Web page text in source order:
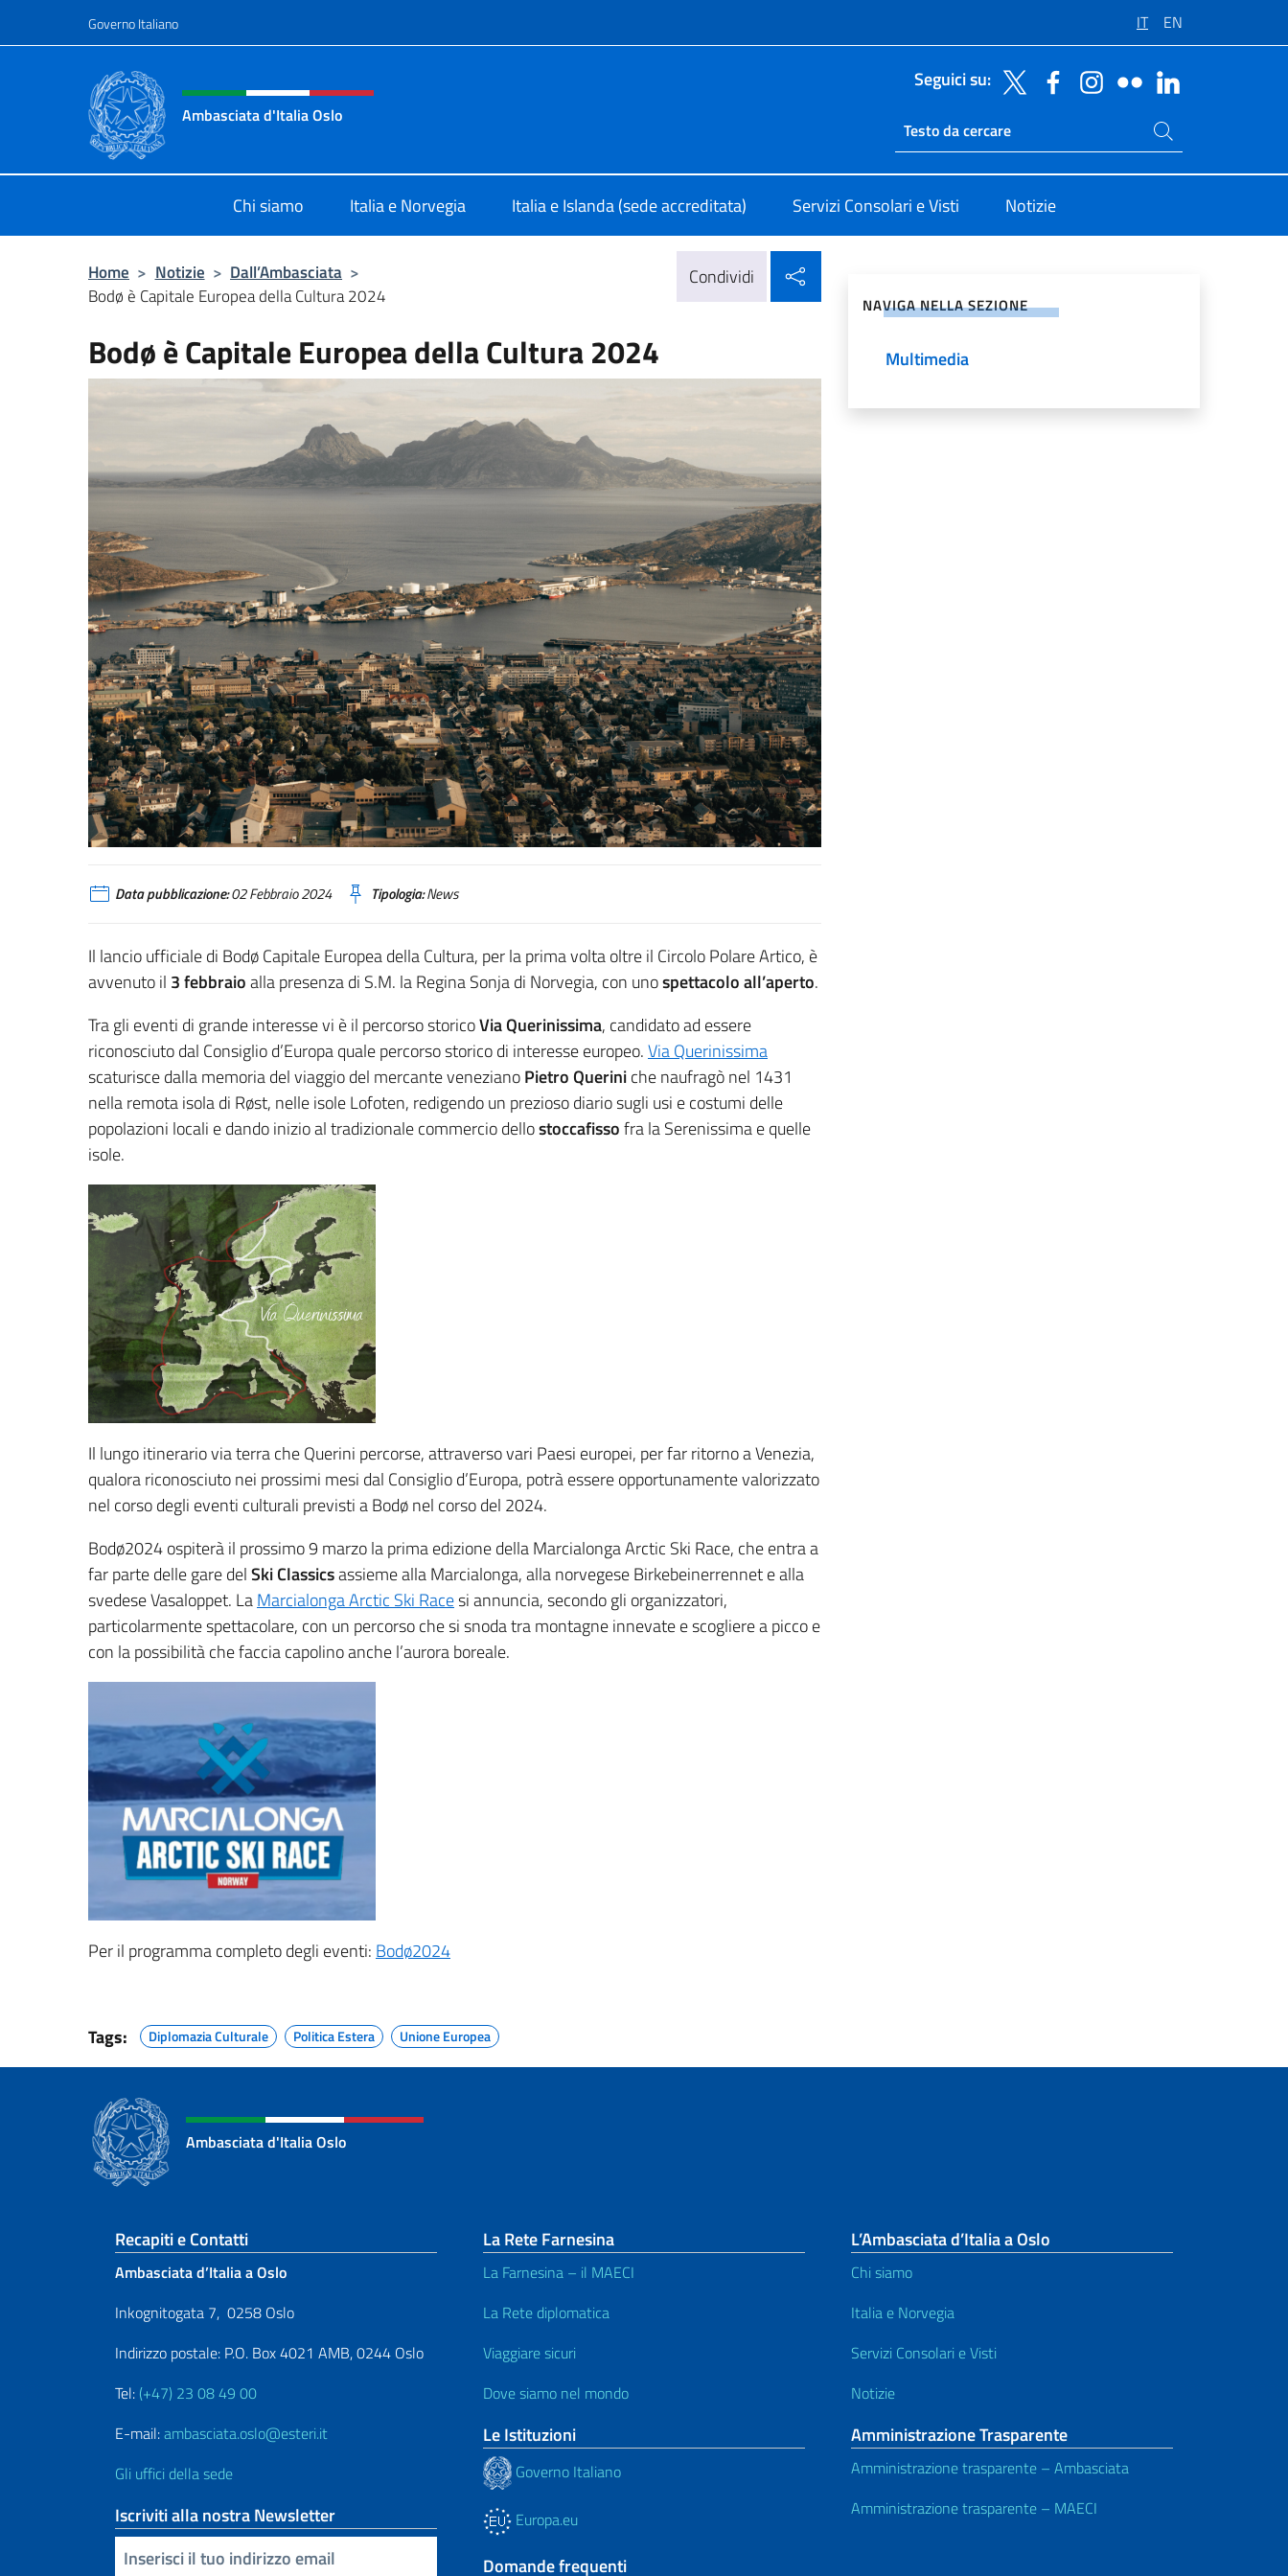
Governo Italiano IT EN
Intestazione sito, social e menù
Ambasciata d'Italia Oslo
Seguici su:
Ricerca sito live
Cerca nel sito
Chi siamo Italia e Norvegia Italia e Islanda (sede accreditata) Servizi Consolari e Visti Notizie
Home > Notizie > Dall’Ambasciata >
Bodø è Capitale Europea della Cultura 2024
Condividi
Bodø è Capitale Europea della Cultura 2024
Data pubblicazione:02 Febbraio 2024 Tipologia:News
Il lancio ufficiale di Bodø Capitale Europea della Cultura, per la prima volta oltre il Circolo Polare Artico, è
avvenuto il 3 febbraioalla presenza di S.M. la Regina Sonja di Norvegia, con unospettacolo all’aperto.
Tra gli eventi di grande interesse vi è il percorso storicoVia Querinissima, candidato ad essere
riconosciuto dal Consiglio d’Europa quale percorso storico di interesse europeo.Via Querinissima
scaturisce dalla memoria del viaggio del mercante venezianoPietro Queriniche naufragò nel 1431
nella remota isola di Røst, nelle isole Lofoten, redigendo un prezioso diario sugli usi e costumi delle
popolazioni locali e dando inizio al tradizionale commercio dellostoccafissofra la Serenissima e quelle
isole.
Il lungo itinerario via terra che Querini percorse, attraverso vari Paesi europei, per far ritorno a Venezia,
qualora riconosciuto nei prossimi mesi dal Consiglio d’Europa, potrà essere opportunamente valorizzato
nel corso degli eventi culturali previsti a Bodø nel corso del 2024.
Bodø2024 ospiterà il prossimo 9 marzo la prima edizione della Marcialonga Arctic Ski Race, che entra a
far parte delle gare delSki Classicsassieme alla Marcialonga, alla norvegese Birkebeinerrennet e alla
svedese Vasaloppet. LaMarcialonga Arctic Ski Racesi annuncia, secondo gli organizzatori,
particolarmente spettacolare, con un percorso che si snoda tra montagne innevate e scogliere a picco e
con la possibilità che faccia capolino anche l’aurora boreale.
Per il programma completo degli eventi: Bodø2024
Tags: Diplomazia Culturale Politica Estera Unione Europea
NAVIGA NELLA SEZIONE
Multimedia
Ambasciata d'Italia Oslo
Sezione footer
Recapiti e Contatti
Ambasciata d’Italia a Oslo
Inkognitogata 7, 0258 Oslo
Indirizzo postale: P.O. Box 4021 AMB, 0244 Oslo
Tel: (+47) 23 08 49 00
E-mail:ambasciata.oslo@esteri.it
Gli uffici della sede
Iscriviti alla nostra Newsletter
Inserisci la tua email
La Rete Farnesina
La Farnesina – il MAECI
La Rete diplomatica
Viaggiare sicuri
Dove siamo nel mondo
Le Istituzioni
Governo Italiano
Europa.eu
Domande frequenti
L’Ambasciata d’Italia a Oslo
Chi siamo
Italia e Norvegia
Servizi Consolari e Visti
Notizie
Amministrazione Trasparente
Amministrazione trasparente – Ambasciata
Amministrazione trasparente – MAECI